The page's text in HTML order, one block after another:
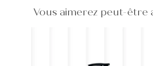
Vous aimerez peut-être